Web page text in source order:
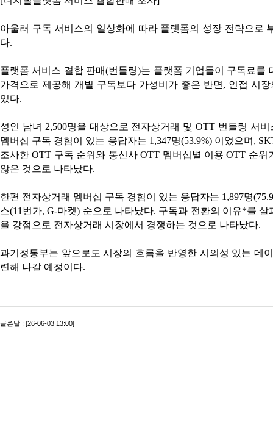
아울러 구독 서비스의 일상화에 따라 플랫폼의 성장 전략으로
다.
플랫폼 서비스 결합 판매(번들링)는 플랫폼 기업들이 구독료
가격으로 제공해 개별 구독보다 가성비가 좋은 반면, 인접 시
있다.
성인 남녀 2,500명을 대상으로 전자상거래 및 OTT 번들링 서
멤버십 구독 경험이 있는 응답자는 1,347명(53.9%) 이었으며,
조사한 OTT 구독 순위와 통신사 OTT 멤버십별 이용 OTT 순
않은 것으로 나타났다.
한편 전자상거래 멤버십 구독 경험이 있는 응답자는 1,897명
스(11번가, G-마켓) 순으로 나타났다. 구독과 전환의 이유*를
을 강점으로 전자상거래 시장에서 경쟁하는 것으로 나타났다.
과기정통부는 앞으로도 시장의 흐름을 반영한 시의성 있는 데
련해 나갈 예정이다.
글쓴날 : [26-06-03 13:00]